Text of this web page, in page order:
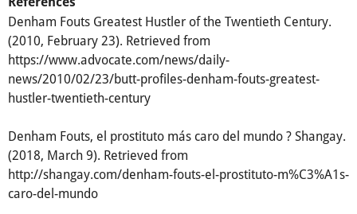
Denham Fouts Greatest Hustler of the Twentieth Century.
(2010, February 23). Retrieved from
https://www.advocate.com/news/daily-
news/2010/02/23/butt-profiles-denham-fouts-greatest-
hustler-twentieth-century
Denham Fouts, el prostituto más caro del mundo ? Shangay.
(2018, March 9). Retrieved from
http://shangay.com/denham-fouts-el-prostituto-m%C3%A1s-
caro-del-mundo